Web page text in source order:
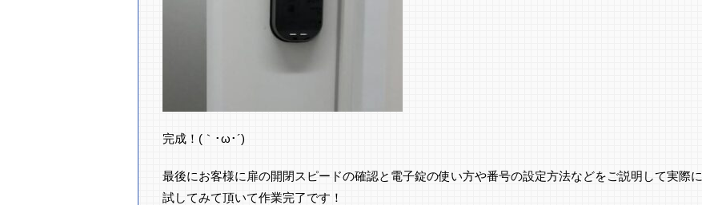
完成！(｀･ω･´)ゞ
最後にお客様に扉の開閉スピードの確認と電子錠の使い方や番号の設定方法などをご説明して実際に
試してみて頂いて作業完了です！